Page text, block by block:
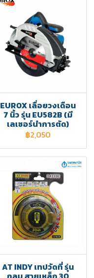
EUROX เลื่อยวงเดือน
7 นิ้ว รุ่น EU582B (มี
เลเซอร์นำการตัด)
฿2,050
AT INDY เทปวัดที่ รุ่น